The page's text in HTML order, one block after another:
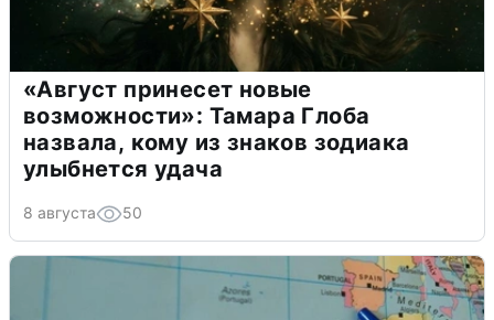
«Август принесет новые
возможности»: Тамара Глоба
назвала, кому из знаков зодиака
улыбнется удача
8 августа 50